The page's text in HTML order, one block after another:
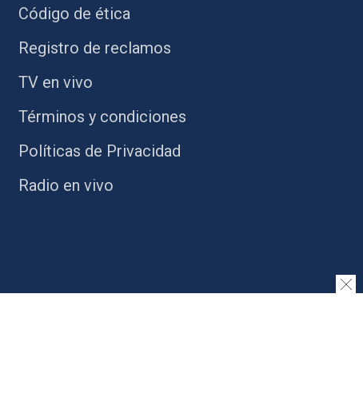
Código de ética
Registro de reclamos
TV en vivo
Términos y condiciones
Políticas de Privacidad
Radio en vivo